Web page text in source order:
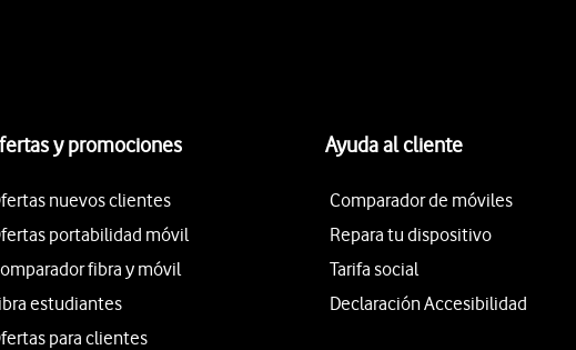
y promociones
nuevos clientes
portabilidad móvil
fibra y móvil
estudiantes
para clientes
Ayuda al cliente
Comparador de móviles
Repara tu dispositivo
Tarifa social
Declaración Accesibilidad